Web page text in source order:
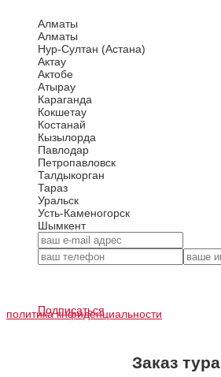
Алматы
Алматы
Нур-Султан (Астана)
Актау
Актобе
Атырау
Караганда
Кокшетау
Костанай
Кызылорда
Павлодар
Петропавловск
Талдыкорган
Тараз
Уральск
Усть-Каменогорск
Шымкент
политика кнфиденциальности
Подписаться
Заказ тура